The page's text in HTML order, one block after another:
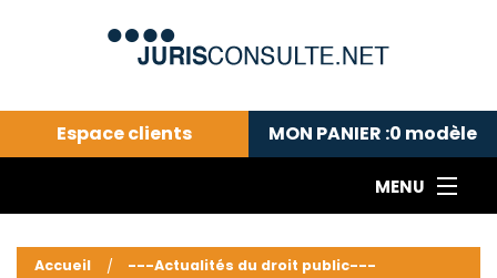
Espace clients MON PANIER :0 modèle
MENU
---Actualités du droit public---
Accueil ---Actualités du droit public---